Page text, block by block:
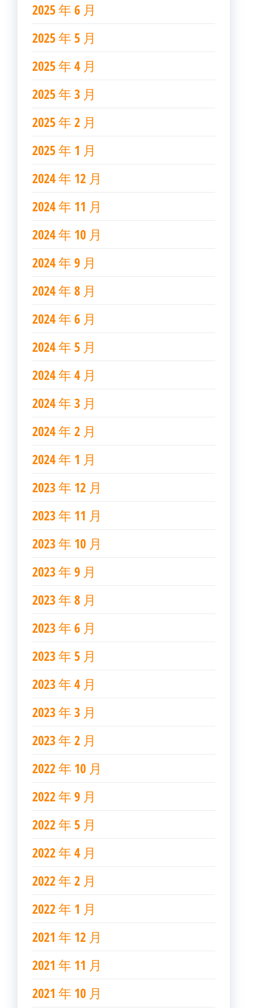
2025 年 6 月
2025 年 5 月
2025 年 4 月
2025 年 3 月
2025 年 2 月
2025 年 1 月
2024 年 12 月
2024 年 11 月
2024 年 10 月
2024 年 9 月
2024 年 8 月
2024 年 6 月
2024 年 5 月
2024 年 4 月
2024 年 3 月
2024 年 2 月
2024 年 1 月
2023 年 12 月
2023 年 11 月
2023 年 10 月
2023 年 9 月
2023 年 8 月
2023 年 6 月
2023 年 5 月
2023 年 4 月
2023 年 3 月
2023 年 2 月
2022 年 10 月
2022 年 9 月
2022 年 5 月
2022 年 4 月
2022 年 2 月
2022 年 1 月
2021 年 12 月
2021 年 11 月
2021 年 10 月